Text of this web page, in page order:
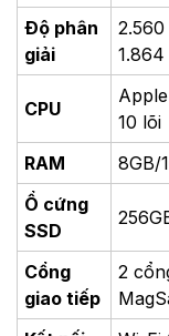
Độ phân
giải
CPU
10 lõi
RAM
8GB/
Ổ cứng
SSD
Cổng
giao tiếp
2